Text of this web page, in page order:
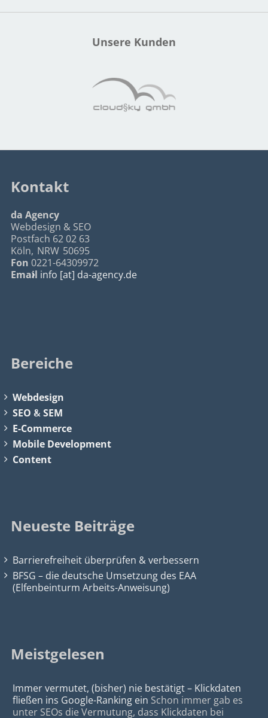
Unsere Kunden
Kontakt
da Agency
Webdesign & SEO
Postfach 62 02 63
Köln, NRW 50695
Fon 0221-64309972
Email info [at] da-agency.de
Bereiche
Webdesign
SEO &SEM
E-Commerce
Mobile Development
Content
Neueste Beiträge
Barrierefreiheit überprüfen & verbessern
BFSG – die deutsche Umsetzung des EAA
(Elfenbeinturm Arbeits-Anweisung)
Meistgelesen
Immer vermutet, (bisher) nie bestätigt – Klickdaten
fließen ins Google-Ranking ein Schon immer gab es
unter SEOs die Vermutung, dass Klickdaten bei